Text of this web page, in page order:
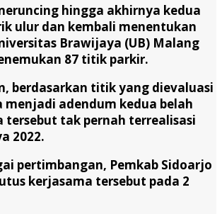
hingga akhirnya kedua
ulur dan kembali menentukan
Brawijaya (UB) Malang
87 titik parkir.
berdasarkan titik yang dievaluasi
menjadi adendum kedua belah
tersebut tak pernah terrealisasi
2022.
pertimbangan, Pemkab Sidoarjo
kerjasama tersebut pada 2